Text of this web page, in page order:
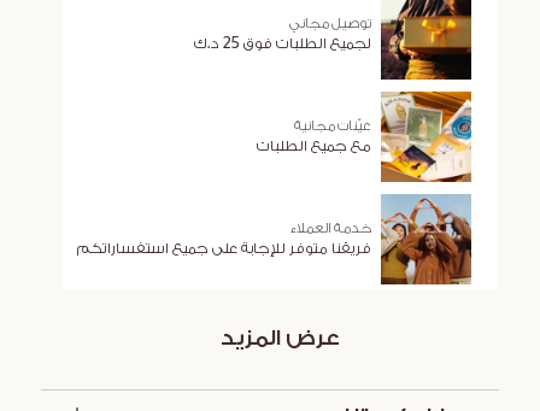
توصيل مجاني
لجميع الطلبات فوق 25 د.ك
عيّنات مجانية
مع جميع الطلبات
خدمة العملاء
فريقنا متوفر للإجابة على جميع استفساراتكم
عرض المزيد